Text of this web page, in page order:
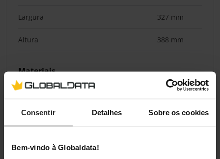
Consentir Detalhes Sobre os cookies
Bem-vindo à Globaldata!
Largura 327 mm
Altura 388 mm
Materiais
Alumínio